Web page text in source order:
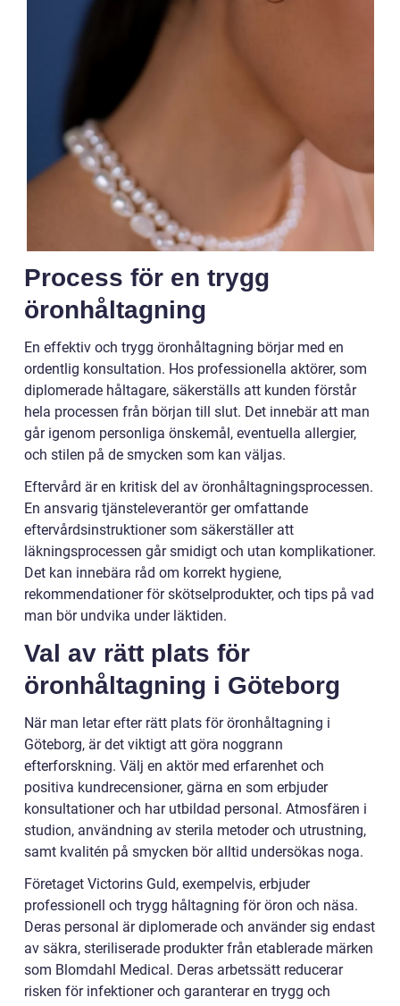
Process för en trygg
öronhåltagning
En effektiv och trygg öronhåltagning börjar med en
ordentlig konsultation. Hos professionella aktörer, som
diplomerade håltagare, säkerställs att kunden förstår
hela processen från början till slut. Det innebär att man
går igenom personliga önskemål, eventuella allergier,
och stilen på de smycken som kan väljas.
Eftervård är en kritisk del av öronhåltagningsprocessen.
En ansvarig tjänsteleverantör ger omfattande
eftervårdsinstruktioner som säkerställer att
läkningsprocessen går smidigt och utan komplikationer.
Det kan innebära råd om korrekt hygiene,
rekommendationer för skötselprodukter, och tips på vad
man bör undvika under läktiden.
Val av rätt plats för
öronhåltagning i Göteborg
När man letar efter rätt plats för öronhåltagning i
Göteborg, är det viktigt att göra noggrann
efterforskning. Välj en aktör med erfarenhet och
positiva kundrecensioner, gärna en som erbjuder
konsultationer och har utbildad personal. Atmosfären i
studion, användning av sterila metoder och utrustning,
samt kvalitén på smycken bör alltid undersökas noga.
Företaget Victorins Guld, exempelvis, erbjuder
professionell och trygg håltagning för öron och näsa.
Deras personal är diplomerade och använder sig endast
av säkra, steriliserade produkter från etablerade märken
som Blomdahl Medical. Deras arbetssätt reducerar
risken för infektioner och garanterar en trygg och